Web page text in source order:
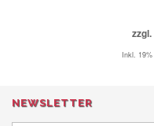
Inkl.
NEWSLETTER